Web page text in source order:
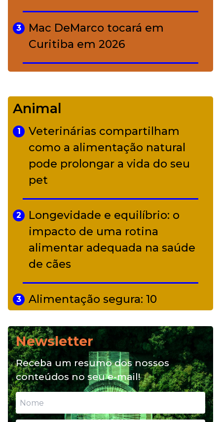
3
Mac DeMarco tocará em
Curitiba em 2026
Camerata tem repertório
diverso a partir de R$ 17
Adriana Calcanhotto retoma
alter ego infantil para show em
Curitiba
Animal
1
Veterinárias compartilham
como a alimentação natural
pode prolongar a vida do seu
pet
2
Longevidade e equilíbrio: o
impacto de uma rotina
alimentar adequada na saúde
de cães
3
Alimentação segura: 10
4
Alimentação natural e mix
feeding: conheça essas opções
para nutrição do seu pet
Newsletter
Receba um resumo dos nossos
conteúdos no seu e-mail!